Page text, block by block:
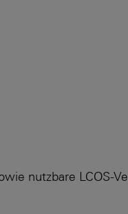
nutzbare LCOS-